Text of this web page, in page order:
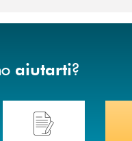
aiutarti?
delle filiali della BCC di
Hai bisogno di assistenza